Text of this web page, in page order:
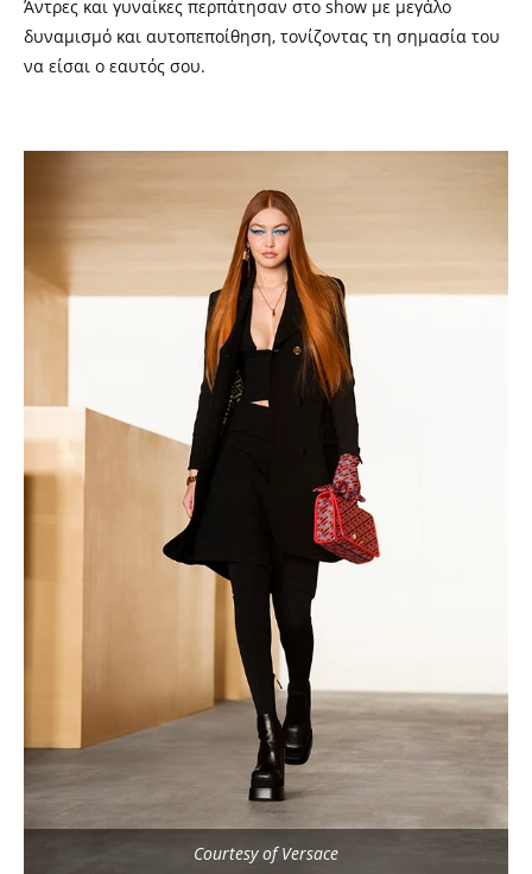
Άντρες και γυναίκες περπάτησαν στο show με μεγάλο
δυναμισμό και αυτοπεποίθηση, τονίζοντας τη σημασία του
να είσαι ο εαυτός σου.
Courtesy of Versace